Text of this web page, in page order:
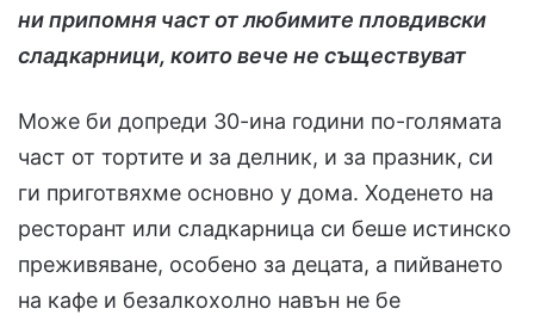
ни припомня част от любимите пловдивски
сладкарници, които вече не съществуват
Може би допреди 30-ина години по-голямата
част от тортите и за делник, и за празник, си
ги приготвяхме основно у дома. Ходенето на
ресторант или сладкарница си беше истинско
преживяване, особено за децата, а пийването
на кафе и безалкохолно навън не бе